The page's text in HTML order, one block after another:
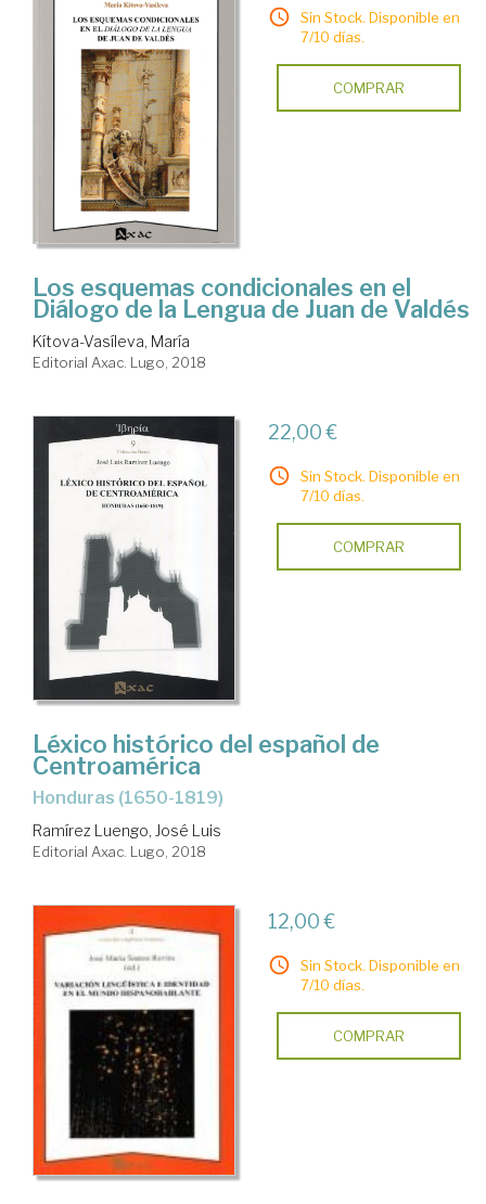
Sin Stock. Disponible en
7/10 días.
COMPRAR
Los esquemas condicionales en el
Diálogo de la Lengua de Juan de Valdés
Kítova-Vasíleva, María
Editorial Axac. Lugo, 2018
22,00 €
Sin Stock. Disponible en
7/10 días.
COMPRAR
Léxico histórico del español de
Centroamérica
Honduras (1650-1819)
Ramírez Luengo, José Luis
Editorial Axac. Lugo, 2018
12,00 €
Sin Stock. Disponible en
7/10 días.
COMPRAR